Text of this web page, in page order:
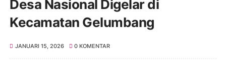
Desa Nasional Digelar di
Kecamatan Gelumbang
JANUARI 15, 2026 0 KOMENTAR